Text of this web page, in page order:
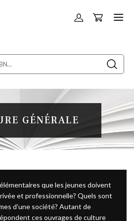
Allez
Panier
GÉNÉRALE
que les jeunes doivent
et professionnelle? Quels sont
d’une société? Autant de
ces ouvrages de culture